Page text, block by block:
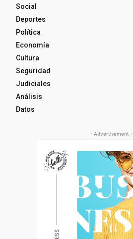
Social
Deportes
Política
Economía
Cultura
Seguridad
Judiciales
Análisis
Datos
- Advertisement -